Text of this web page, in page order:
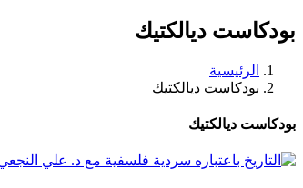
بودكاست ديالكتيك
الرئيسية
بودكاست ديالكتيك
بودكاست ديالكتيك